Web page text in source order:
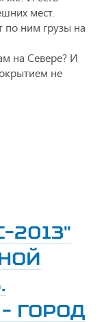
мест.
по ним грузы на
на Севере? И
не
2013"
ГОРОД